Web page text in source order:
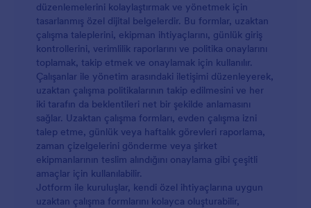
düzenlemelerini kolaylaştırmak ve yönetmek için
tasarlanmış özel dijital belgelerdir. Bu formlar, uzaktan
çalışma taleplerini, ekipman ihtiyaçlarını, günlük giriş
kontrollerini, verimlilik raporlarını ve politika onaylarını
toplamak, takip etmek ve onaylamak için kullanılır.
Çalışanlar ile yönetim arasındaki iletişimi düzenleyerek,
uzaktan çalışma politikalarının takip edilmesini ve her
iki tarafın da beklentileri net bir şekilde anlamasını
sağlar. Uzaktan çalışma formları, evden çalışma izni
talep etme, günlük veya haftalık görevleri raporlama,
zaman çizelgelerini gönderme veya şirket
ekipmanlarının teslim alındığını onaylama gibi çeşitli
amaçlar için kullanılabilir.
Jotform ile kuruluşlar, kendi özel ihtiyaçlarına uygun
uzaktan çalışma formlarını kolayca oluşturabilir,